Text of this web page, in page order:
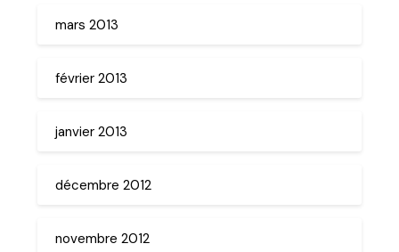
mars 2013
février 2013
janvier 2013
décembre 2012
novembre 2012